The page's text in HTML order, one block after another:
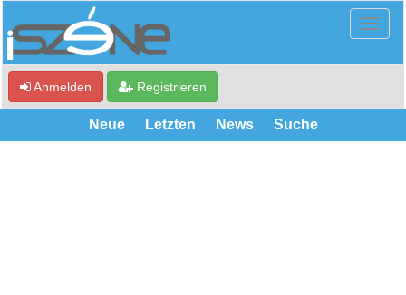
Anmelden Registrieren
Neue Letzten News Suche